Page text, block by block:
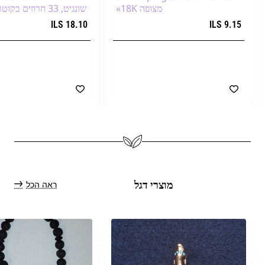
מצופה 18K»
9.15 ILS
שונגיט, 33 חרוזים בקוטר 12 מ״מ+
18.10 ILS
מוצרי דגל ראה הכל